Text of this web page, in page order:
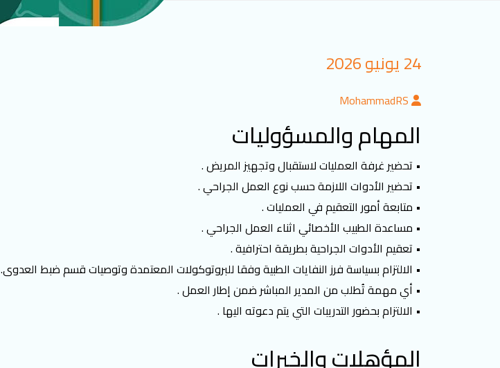
24 يونيو 2026
MohammadRS
المهام والمسؤوليات
• تحضير غرفة العمليات لاستقبال وتجهيز المريض .
• تحضير الأدوات اللازمة حسب نوع العمل الجراحي .
• متابعة أمور التعقيم في العمليات .
• مساعدة الطبيب الأخصائي اثناء العمل الجراحي .
• تعقيم الأدوات الجراحية بطريقة احترافية .
• الالتزام بسياسة فرز النفايات الطبية وفقا للبروتوكولات المعتمدة وتوصيات قسم ضبط العدوى.
• أي مهمة تُطلب من المدير المباشر ضمن إطار العمل .
• الالتزام بحضور التدريبات التي يتم دعوته اليها .
المؤهلات والخبرات